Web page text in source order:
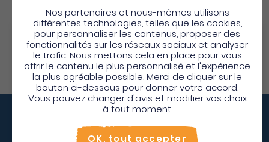
Réserver monvol
Vous décollez quand ?
Nos partenaires et nous-mêmes utilisons
différentes technologies, telles que les cookies,
pour personnaliser les contenus, proposer des
fonctionnalités sur les réseaux sociaux et analyser
le trafic. Nous mettons cela en place pour vous
offrir le contenu le plus personnalisé et l'expérience
la plus agréable possible. Merci de cliquer sur le
bouton ci-dessous pour donner votre accord.
Vous pouvez changer d'avis et modifier vos choix
à tout moment.
OK, tout accepter
Bienvenue en Martinique
Pour profiter de votre séjour et trouver des
activités en quelques clics, activez le mode “sur
place”.
Utiliser le mode surplace